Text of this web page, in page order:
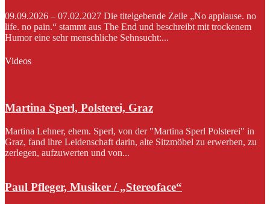
09.09.2026 – 07.02.2027 Die titelgebende Zeile „No applause. no
life. no pain.“ stammt aus The End und beschreibt mit trockenem
Humor eine sehr menschliche Sehnsucht:...
Videos
Martina Sperl, Polsterei, Graz
Martina Lehner, ehem. Sperl, von der "Martina Sperl Polsterei" in
Graz, fand ihre Leidenschaft darin, alte Sitzmöbel zu erwerben, zu
zerlegen, aufzuwerten und von...
Paul Pfleger, Musiker / „Stereoface“